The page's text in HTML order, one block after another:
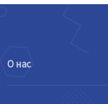
О нас